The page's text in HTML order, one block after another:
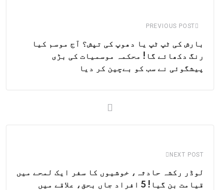
PREVIOUS POST
بارش کی ٹپ ٹپ یا دھوپ کی تپش؟ آج موسم کیا
رنگ دکھائے گا! محکمہ موسمیات کی بڑی
پیشگوئی نے سب کو بےچین کر دیا
NEXT POST
لوڈر رکشہ حادثہ، خوشیوں کا سفر ایک لمحے میں
قیامت بن گیا! 5 افراد جاں بحق، علاقے میں